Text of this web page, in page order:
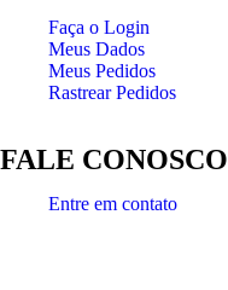
Faça o Login
Meus Dados
Meus Pedidos
Rastrear Pedidos
FALE CONOSCO
Entre em contato